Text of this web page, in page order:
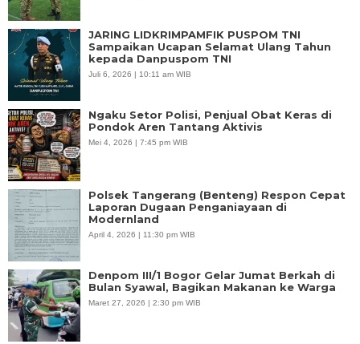
JARING LIDKRIMPAMFIK PUSPOM TNI
Sampaikan Ucapan Selamat Ulang Tahun
kepada Danpuspom TNI
Juli 6, 2026 | 10:11 am WIB
Ngaku Setor Polisi, Penjual Obat Keras di
Pondok Aren Tantang Aktivis
Mei 4, 2026 | 7:45 pm WIB
Polsek Tangerang (Benteng) Respon Cepat
Laporan Dugaan Penganiayaan di
Modernland
April 4, 2026 | 11:30 pm WIB
Denpom III/1 Bogor Gelar Jumat Berkah di
Bulan Syawal, Bagikan Makanan ke Warga
Maret 27, 2026 | 2:30 pm WIB